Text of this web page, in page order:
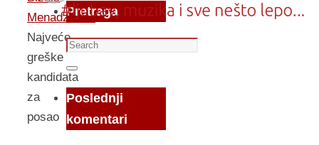
Menadzment
Najveće
greške
kandidata
za
posao
Pretraga
Search
for:
Search
Poslednji
komentari